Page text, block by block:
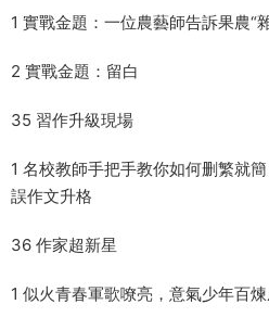
1 實戰金題：一位農藝師告訴果農“
2 實戰金題：留白
35 習作升級現場
1 名校教師手把手教你如何删繁就
誤作文升格
36 作家超新星
1 似火青春軍歌嘹亮，意氣少年百